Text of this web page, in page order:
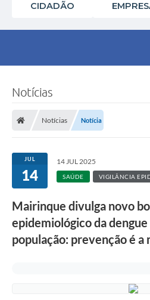
CIDADÃO
Notícias
Notícias Notícia
JUL
14
14 JUL 2025
SAÚDE VIGILÂNCIA
Mairinque divulga novo
epidemiológico da
população: prevenção é a